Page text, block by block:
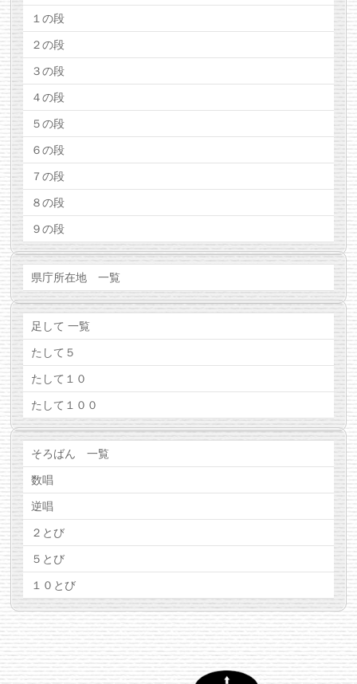
１の段
２の段
３の段
４の段
５の段
６の段
７の段
８の段
９の段
県庁所在地 一覧
足して 一覧
たして５
たして１０
たして１００
そろばん 一覧
数唱
逆唱
２とび
５とび
１０とび